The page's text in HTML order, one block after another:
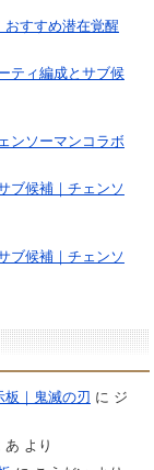
おすすめ潜在覚醒
ティ編成とサブ候
ンソーマンコラボ
ブ候補｜チェンソ
ブ候補｜チェンソ
板｜鬼滅の刃 に ジ
あ より